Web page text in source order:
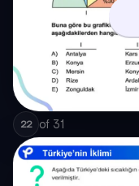
22 of 31